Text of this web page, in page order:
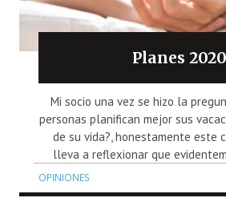
Planes 2020
Mi socio una vez se hizo la
personas planifican mejor sus
de su vida?, honestamente este
lleva a reflexionar que
OPINIONES